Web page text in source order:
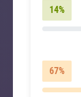
14%
67%